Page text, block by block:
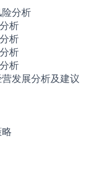
分析
析
析
析
析
发展分析及建议